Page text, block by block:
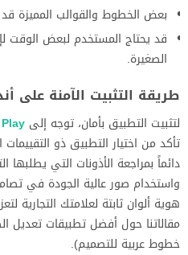
بعض الخطوط والقوالب المميزة
قد يحتاج المستخدم لبعض الوقت
الصغيرة.
طريقة التثبيت الآمنة على
لتثبيت التطبيق بأمان، توجه إلى
تأكد من اختيار التطبيق ذو
دائماً بمراجعة الأذونات التي
واستخدام صور عالية الجودة في
هوية ألوان ثابتة لعلامتك التجارية
مقالاتنا حول أفضل تطبيقات تعديل
خطوط عربية للتصميم).